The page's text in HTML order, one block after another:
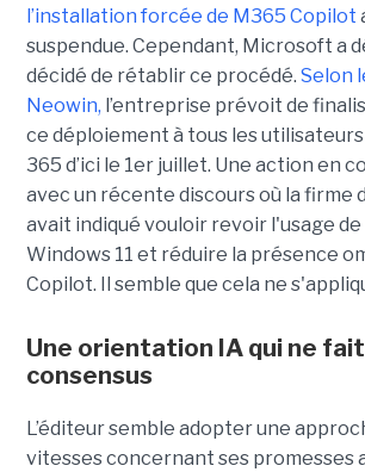
l’installation forcée de M365 Copilot
suspendue. Cependant, Microsoft a
décidé de rétablir ce procédé. Selon
Neowin, l’entreprise prévoit de
ce déploiement à tous les
365 d’ici le 1er juillet. Une action en
avec un récente discours où la firme
avait indiqué vouloir revoir l'usage de
Windows 11 et réduire la présence
Copilot. Il semble que cela ne
Une orientation IA qui ne
consensus
L’éditeur semble adopter une
vitesses concernant ses promesses